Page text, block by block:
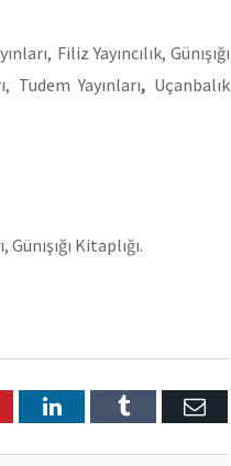
Filiz Yayıncılık, Günışığı
Tudem Yayınları, Uçanbalık
Kitaplığı.
LinkedInTumblr E-